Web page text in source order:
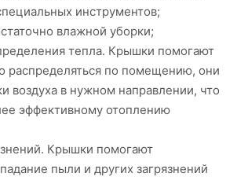
инструментов;
влажной уборки;
тепла. Крышки помогают
распределяться по помещению, они
воздуха в нужном направлении, что
эффективному отоплению
Крышки помогают
пыли и других загрязнений